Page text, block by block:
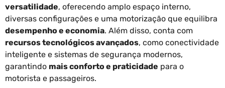
versatilidade, oferecendo amplo espaço interno,
diversas configurações e uma motorização que equilibra
desempenho e economia. Além disso, conta com
recursos tecnológicos avançados, como conectividade
inteligente e sistemas de segurança modernos,
garantindo mais conforto e praticidade para o
motorista e passageiros.